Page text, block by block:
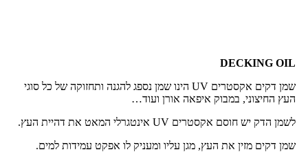
DECKING OIL
שמן דקים אקסטרים UV הינו שמן נספג להגנה ותחזוקה של כל סוגי
העץ החיצוני, במבוק איפאה אורן ועוד…
לשמן הדק יש חוסם אקסטרים UV אינטגרלי המאט את דהיית העץ.
שמן דקים מזין את העץ, מגן עליו ומעניק לו אפקט עמידות למים.